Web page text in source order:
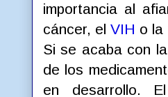
importancia al
cáncer, el VIH o la
Si se acaba con
de los
en desarrollo.